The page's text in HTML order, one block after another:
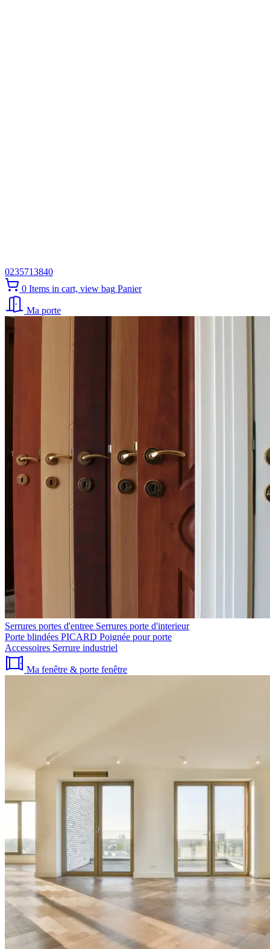
0235713840
0 Items in cart, view bag Panier
Ma porte
Serrures portes d'entree Serrures porte d'interieur
Porte blindées PICARD Poignée pour porte
Accessoires Serrure industriel
Ma fenêtre & porte fenêtre